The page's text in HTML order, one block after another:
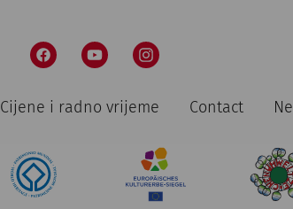
Cijene i radno vrijeme Contact